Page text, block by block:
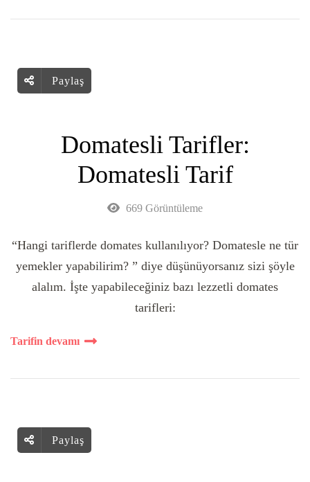
Paylaş
Domatesli Tarifler:
Domatesli Tarif
669 Görüntüleme
“Hangi tariflerde domates kullanılıyor? Domatesle ne tür
yemekler yapabilirim? ” diye düşünüyorsanız sizi şöyle
alalım. İşte yapabileceğiniz bazı lezzetli domates
tarifleri:
Tarifin devamı
Paylaş